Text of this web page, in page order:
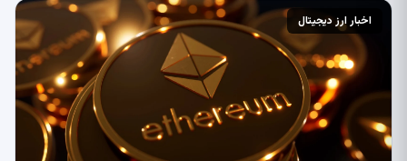
اخبار ارز دیجیتال